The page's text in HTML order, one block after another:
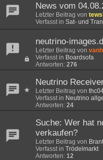
News vom
Letzter Beitrag von
Verfasst in Sat- und
neutrino-
Letzter Beitrag von
Verfasst in Boardsofa
Antworten: 276
Neutrino
Letzter Beitrag von
Verfasst in Neutrino
Antworten: 24
Suche: Wer hat
verkaufen?
Letzter Beitrag von
Verfasst in Trödelmarkt
Antworten: 12